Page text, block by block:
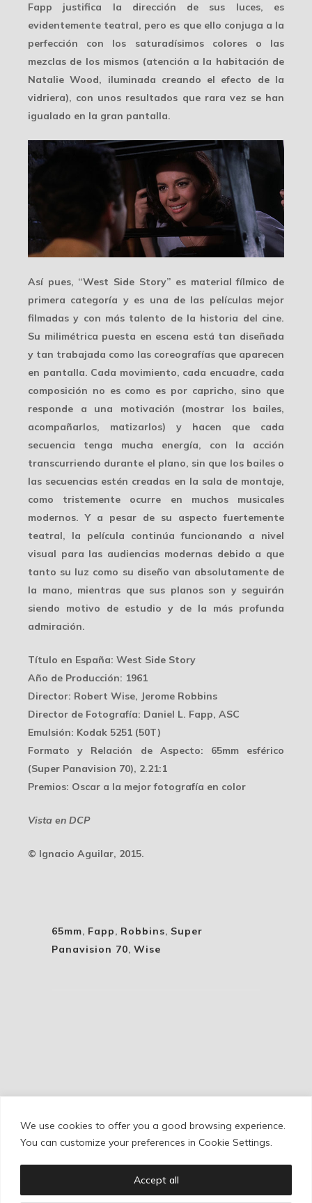
We use cookies to offer you a good browsing experience.
You can customize your preferences in Cookie Settings.
Accept all
Fapp justifica la dirección de sus luces, es
evidentemente teatral, pero es que ello conjuga a la
perfección con los saturadísimos colores o las
mezclas de los mismos (atención a la habitación de
Natalie Wood, iluminada creando el efecto de la
vidriera), con unos resultados que rara vez se han
igualado en la gran pantalla.
Así pues, “West Side Story” es material fílmico de
primera categoría y es una de las películas mejor
filmadas y con más talento de la historia del cine.
Su milimétrica puesta en escena está tan diseñada
y tan trabajada como las coreografías que aparecen
en pantalla. Cada movimiento, cada encuadre, cada
composición no es como es por capricho, sino que
responde a una motivación (mostrar los bailes,
acompañarlos, matizarlos) y hacen que cada
secuencia tenga mucha energía, con la acción
transcurriendo durante el plano, sin que los bailes o
las secuencias estén creadas en la sala de montaje,
como tristemente ocurre en muchos musicales
modernos. Y a pesar de su aspecto fuertemente
teatral, la película continúa funcionando a nivel
visual para las audiencias modernas debido a que
tanto su luz como su diseño van absolutamente de
la mano, mientras que sus planos son y seguirán
siendo motivo de estudio y de la más profunda
admiración.
Título en España: West Side Story
Año de Producción: 1961
Director: Robert Wise, Jerome Robbins
Director de Fotografía: Daniel L. Fapp, ASC
Emulsión: Kodak 5251 (50T)
Formato y Relación de Aspecto: 65mm esférico
(Super Panavision 70), 2.21:1
Premios: Oscar a la mejor fotografía en color
Vista en DCP
© Ignacio Aguilar, 2015.
65mm, Fapp, Robbins, Super
Panavision 70, Wise
Cookie Policy/Privacy Policy /Legal Warning
Copyright © Ignacio Aguilar